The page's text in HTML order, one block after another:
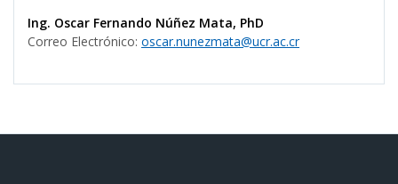
Ing. Oscar Fernando Núñez Mata, PhD
Correo Electrónico: oscar.nunezmata@ucr.ac.cr